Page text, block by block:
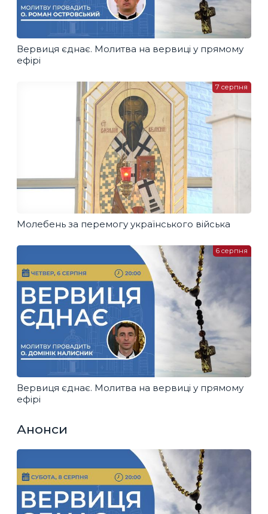
Вервиця єднає. Молитва на вервиці у прямому
ефірі
Молебень за перемогу українського війська
7 серпня
Вервиця єднає. Молитва на вервиці у прямому
ефірі
6 серпня
Анонси